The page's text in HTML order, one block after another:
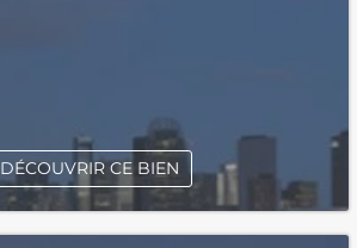
DÉCOUVRIR CE BIEN